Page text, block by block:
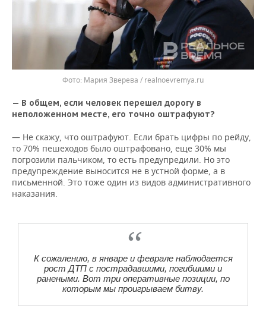
Мария Зверева / realnoevremya.ru
— В общем, если человек перешел дорогу в
неположенном месте, его точно оштрафуют?
— Не скажу, что оштрафуют. Если брать цифры по рейду,
то 70% пешеходов было оштрафовано, еще 30% мы
погрозили пальчиком, то есть предупредили. Но это
предупреждение выносится не в устной форме, а в
письменной. Это тоже один из видов административного
наказания.
К сожалению, в январе и феврале наблюдается
рост ДТП с пострадавшими, погибшими и
ранеными. Вот три оперативные позиции, по
которым мы проигрываем битву.